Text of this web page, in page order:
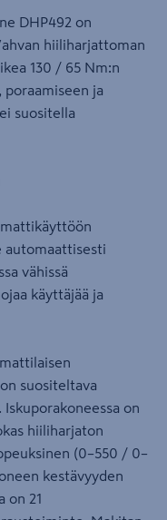
DHP492 on
hiiliharjattoman
130 / 65 Nm:n
poraamiseen ja
suositella
automaattisesti
vähissä
käyttäjää ja
suositeltava
on
hiiliharjaton
(0–550 / 0–
kestävyyden
on 21